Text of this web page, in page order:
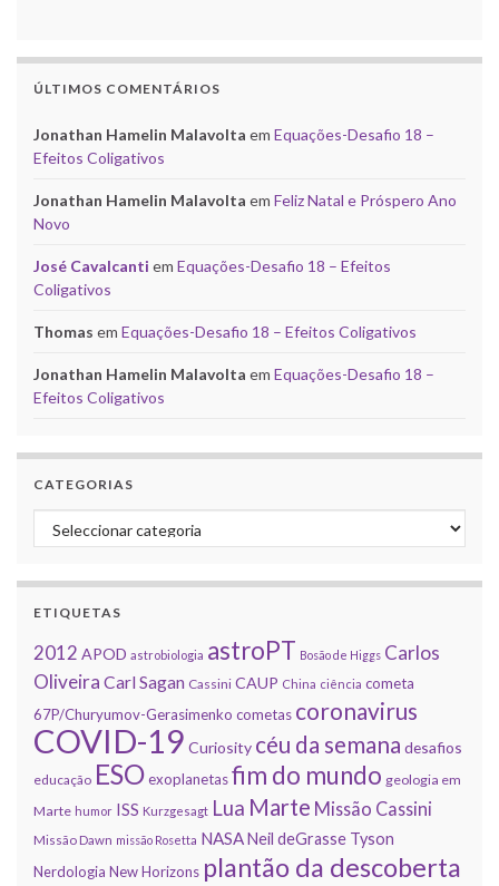
ÚLTIMOS COMENTÁRIOS
Jonathan Hamelin Malavolta em Equações-Desafio 18 –
Efeitos Coligativos
Jonathan Hamelin Malavolta em Feliz Natal e Próspero Ano
Novo
José Cavalcanti em Equações-Desafio 18 – Efeitos
Coligativos
Thomas em Equações-Desafio 18 – Efeitos Coligativos
Jonathan Hamelin Malavolta em Equações-Desafio 18 –
Efeitos Coligativos
CATEGORIAS
Categorias
ETIQUETAS
2012 APOD astrobiologia astroPT Bosão de Higgs Carlos
Oliveira Carl Sagan Cassini CAUP China ciência cometa
67P/Churyumov-Gerasimenko cometas coronavirus
COVID-19 Curiosity céu da semana desafios
educação ESOexoplanetasfim do mundo geologia em
Marte humor ISS Kurzgesagt Lua Marte Missão Cassini
Missão Dawn missão Rosetta NASANeil deGrasse Tyson
Nerdologia New Horizons plantão da descoberta